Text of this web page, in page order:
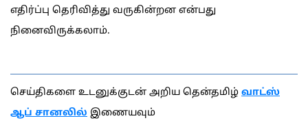
எதிர்ப்பு தெரிவித்து வருகின்றன என்பது
நினைவிருக்கலாம்.
செய்திகளை உடனுக்குடன் அறிய தென்தமிழ் வாட்ஸ்
ஆப் சானலில் இணையவும்